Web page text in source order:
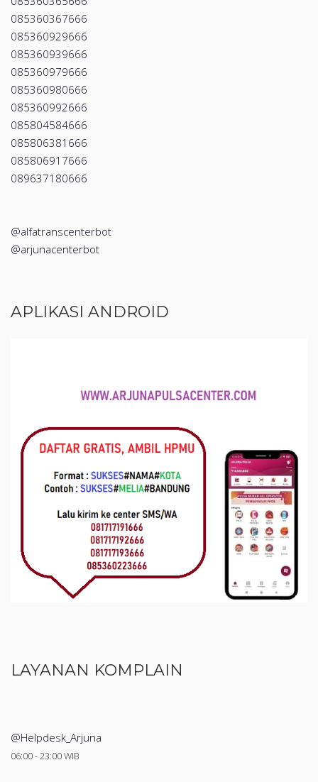
085360367666
085360929666
085360939666
085360979666
085360980666
085360992666
085804584666
085806381666
085806917666
089637180666
@alfatranscenterbot
@arjunacenterbot
APLIKASI ANDROID
LAYANAN KOMPLAIN
@Helpdesk_Arjuna
06:00 - 23:00 WIB